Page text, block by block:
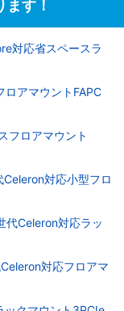
す！
対応省スペースラ
アマウントFAPC
フロアマウント
対応小型フロ
代Celeron対応ラッ
対応フロアマ